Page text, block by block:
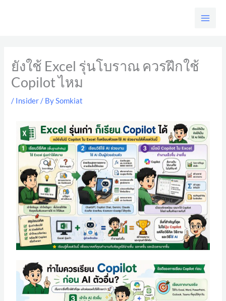
ยังใช้ Excel รุ่นโบราณ ควรฝึกใช้
Copilot ไหม
/ Insider / BySomkiat